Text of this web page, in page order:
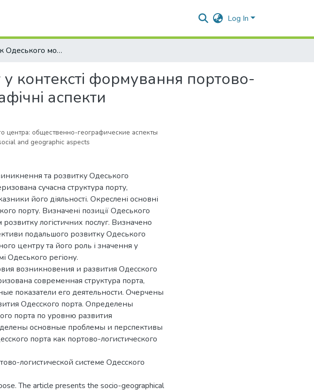
Log In
Розвиток Одеського морського порту у контексті формування портово-логістичного центру: суспільно-географічні аспекти
контексті формування портово-
аспекти
центра: общественно-географические аспекты
and geographic aspects
та розвитку Одеського
сучасна структура порту,
його діяльності. Окреслені основні
порту. Визначені позиції Одеського
логістичних послуг. Визначено
подальшого розвитку Одеського
центру та його роль і значення у
Одеського регіону.
возникновения и развития Одесского
современная структура порта,
показатели его деятельности. Очерчены
Одесского порта. Определены
порта по уровню развития
основные проблемы и перспективы
порта как портово-логистического
логистической системе Одесского
The article presents the socio-geographical